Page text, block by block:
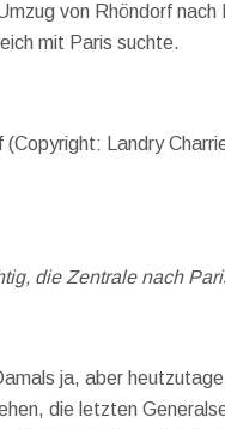
von Rhöndorf nach
mit Paris suchte.
die Zentrale nach
ja, aber
die letzten